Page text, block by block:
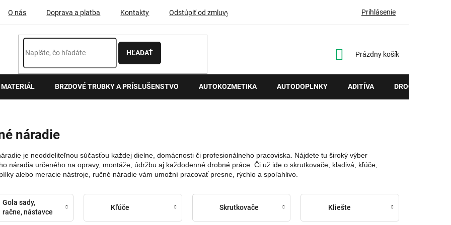
O nás Doprava a platba Kontakty Odstúpiť od zmluvy Prihlásenie
HĽADAŤ
NÁKUPNÝ
Prázdny košík
BRZDOVÉ TRUBKY A PRÍSLUŠENSTVO AUTOKOZMETIKA AUTODOPLNKY ADITÍVA DROGÉRIA
náradie
je neoddeliteľnou súčasťou každej dielne, domácnosti či profesionálneho pracoviska. Nájdete tu široký výber
náradia určeného na opravy, montáže, údržbu aj každodenné drobné práce. Či už ide o skrutkovače, kladivá, kľúče,
alebo meracie nástroje, ručné náradie vám umožní pracovať presne, rýchlo a spoľahlivo.
Gola sady,
račne, nástavce
Kľúče Skrutkovače Kliešte